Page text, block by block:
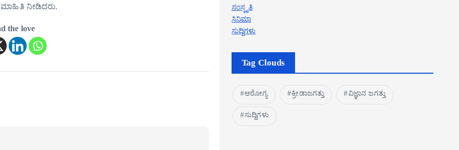
ನೀಡಿದರು.
the love
ಸಂಸ್ಕೃತಿ
ಸಿನಿಮಾ
ಸುದ್ದಿಗಳು
Tag Clouds
ಆರೋಗ್ಯ ಕ್ರೀಡಾಜಗತ್ತು ವಿಜ್ಞಾನ ಜಗತ್ತು
ಸುದ್ದಿಗಳು